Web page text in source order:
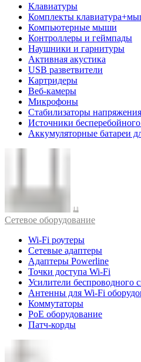
Клавиатуры
Комплекты
Компьютерные мыши
Контроллеры и геймпады
Наушники и гарнитуры
Активная акустика
USB разветвители
Картридеры
Веб-камеры
Микрофоны
Стабилизаторы напряжения
Источники
Аккумуляторные батареи
Cетевое оборудование
Wi-Fi роутеры
Сетевые адаптеры
Адаптеры Powerline
Точки доступа Wi-Fi
Усилители беспроводного
Антенны для Wi-Fi
Коммутаторы
PoE оборудование
Патч-корды